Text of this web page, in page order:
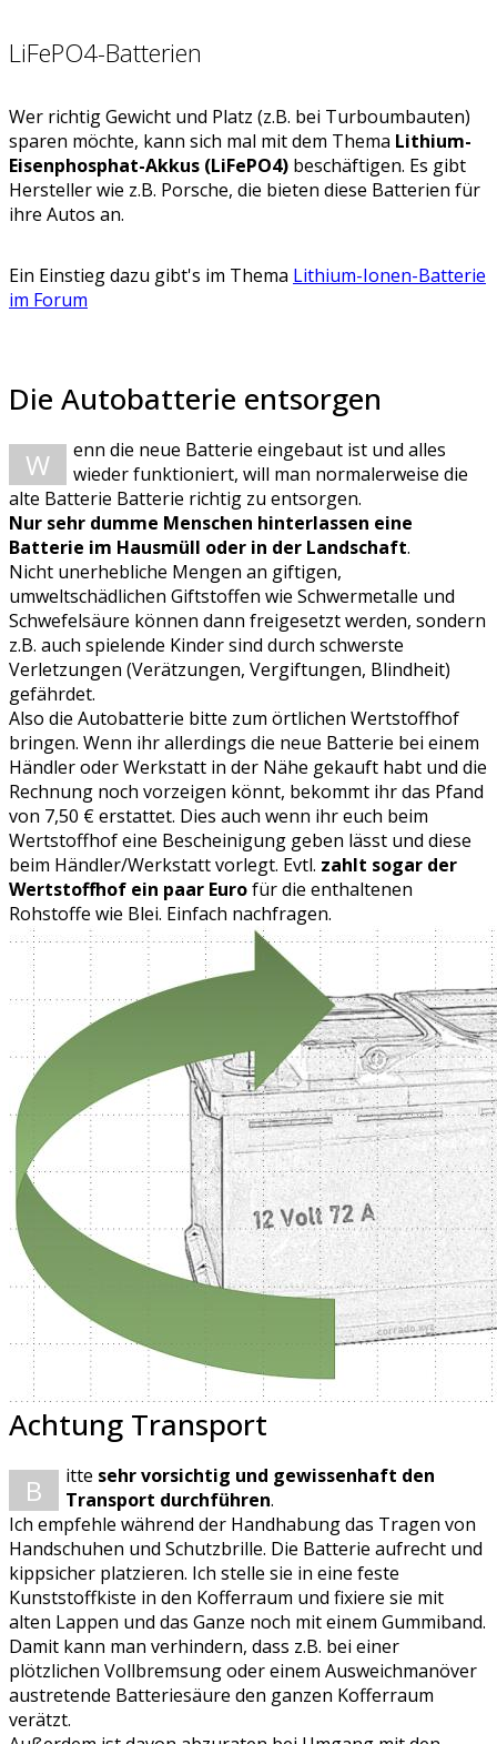
LiFePO4-Batterien
Wer richtig Gewicht und Platz (z.B. bei Turboumbauten)
sparen möchte, kann sich mal mit dem Thema Lithium-
Eisenphosphat-Akkus (LiFePO4) beschäftigen. Es gibt
Hersteller wie z.B. Porsche, die bieten diese Batterien für
ihre Autos an.
Ein Einstieg dazu gibt's im Thema Lithium-Ionen-Batterie
im Forum
Die Autobatterie entsorgen
W
enn die neue Batterie eingebaut ist und alles
wieder funktioniert, will man normalerweise die
alte Batterie Batterie richtig zu entsorgen.
Nur sehr dumme Menschen hinterlassen eine
Batterie im Hausmüll oder in der Landschaft.
Nicht unerhebliche Mengen an giftigen,
umweltschädlichen Giftstoffen wie Schwermetalle und
Schwefelsäure können dann freigesetzt werden, sondern
z.B. auch spielende Kinder sind durch schwerste
Verletzungen (Verätzungen, Vergiftungen, Blindheit)
gefährdet.
Also die Autobatterie bitte zum örtlichen Wertstoffhof
bringen. Wenn ihr allerdings die neue Batterie bei einem
Händler oder Werkstatt in der Nähe gekauft habt und die
Rechnung noch vorzeigen könnt, bekommt ihr das Pfand
von 7,50 € erstattet. Dies auch wenn ihr euch beim
Wertstoffhof eine Bescheinigung geben lässt und diese
beim Händler/Werkstatt vorlegt. Evtl. zahlt sogar der
Wertstoffhof ein paar Eurofür die enthaltenen
Rohstoffe wie Blei. Einfach nachfragen.
Achtung Transport
B itte sehr vorsichtig und gewissenhaft den
Transport durchführen.
Ich empfehle während der Handhabung das Tragen von
Handschuhen und Schutzbrille. Die Batterie aufrecht und
kippsicher platzieren. Ich stelle sie in eine feste
Kunststoffkiste in den Kofferraum und fixiere sie mit
alten Lappen und das Ganze noch mit einem Gummiband.
Damit kann man verhindern, dass z.B. bei einer
plötzlichen Vollbremsung oder einem Ausweichmanöver
austretende Batteriesäure den ganzen Kofferraum
verätzt.